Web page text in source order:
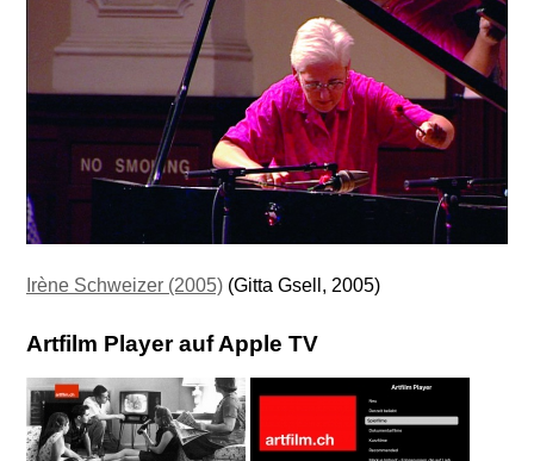
Irène Schweizer (2005) (Gitta Gsell, 2005)
Artfilm Player auf Apple TV